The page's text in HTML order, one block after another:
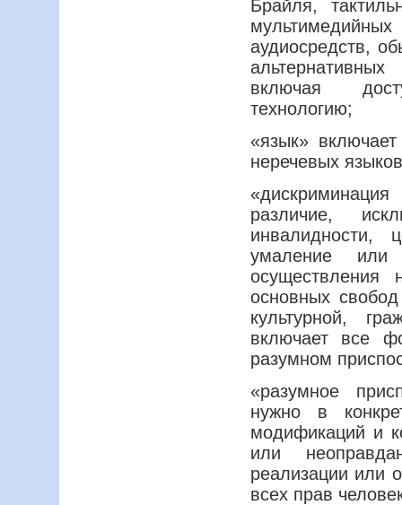
Брайля,
аудиосредств,
включая
технологию;
«язык»
неречевых
различие,
инвалидности,
умаление или
основных
культурной,
включает все
разумном
«разумное
нужно в
модификаций и
или
реализации или
всех прав